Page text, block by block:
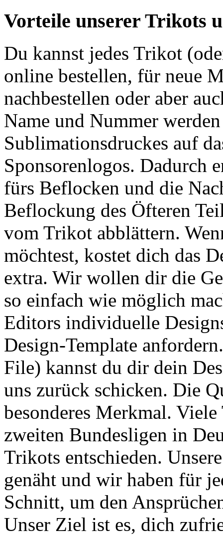
Vorteile unserer Trikots
Du kannst jedes Trikot
online bestellen, für neue
nachbestellen oder aber
Name und Nummer
Sublimationsdruckes auf
Sponsorenlogos. Dadurch
fürs Beflocken und die
Beflockung des Öfteren
vom Trikot abblättern.
möchtest, kostet dich das
extra. Wir wollen dir die
so einfach wie möglich
Editors individuelle
Design-Template
File) kannst du dir dein
uns zurück schicken. Die
besonderes Merkmal. Viele
zweiten Bundesligen in
Trikots entschieden.
genäht und wir haben für
Schnitt, um den
Unser Ziel ist es, dich